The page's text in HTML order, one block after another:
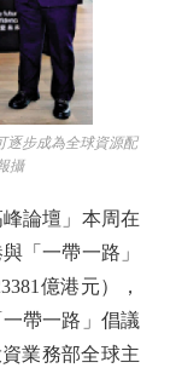
步成為全球資源配
攝
論壇」本周在
「一帶一路」
億港元），
帶一路」倡議
業務部全球主